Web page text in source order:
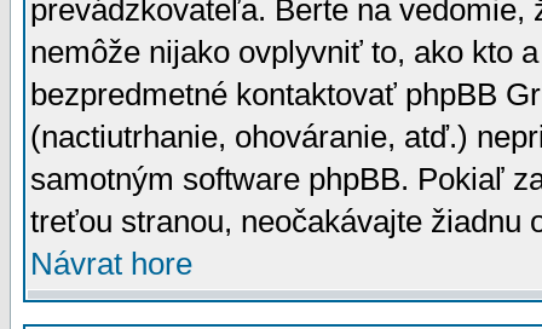
prevádzkovateľa. Berte na vedomie,
nemôže nijako ovplyvniť to, ako kto
bezpredmetné kontaktovať phpBB
(nactiutrhanie, ohováranie, atď.)
samotným software phpBB. Pokiaľ
treťou stranou, neočakávajte žiadnu
Návrat hore